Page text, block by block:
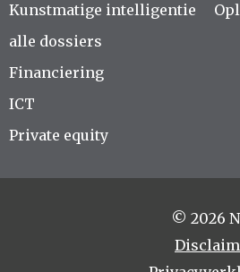
Kunstmatige intelligentie
alle dossiers
Financiering
ICT
Private equity
© 2026